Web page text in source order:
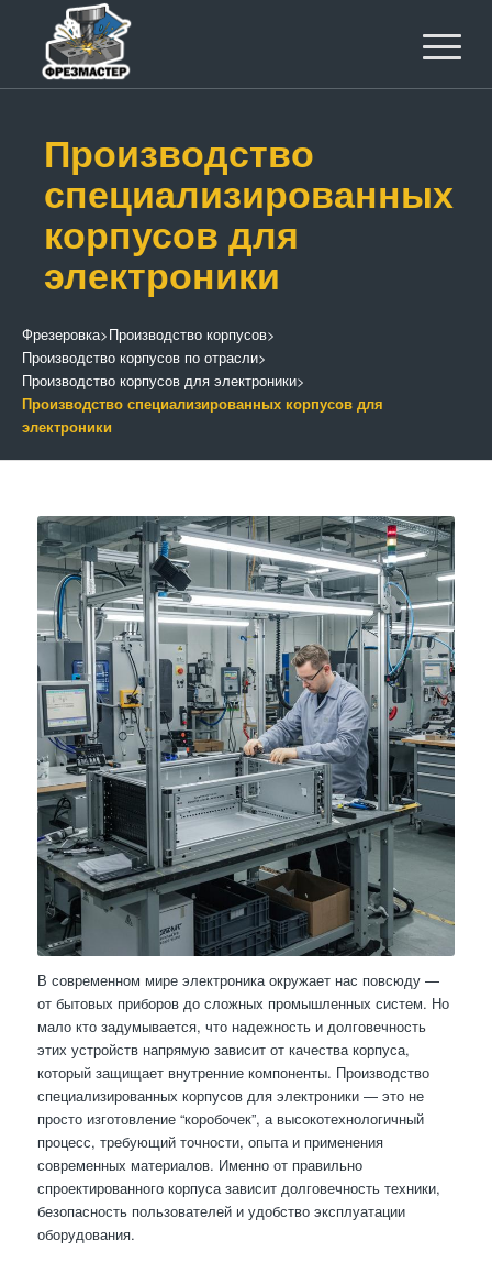
Производство
специализированных
корпусов для
электроники
Фрезеровка>Производство корпусов>
Производство корпусов по отрасли>
Производство корпусов для электроники>
Производство специализированных корпусов для
электроники
В современном мире электроника окружает нас повсюду —
от бытовых приборов до сложных промышленных систем. Но
мало кто задумывается, что надежность и долговечность
этих устройств напрямую зависит от качества корпуса,
который защищает внутренние компоненты. Производство
специализированных корпусов для электроники — это не
просто изготовление “коробочек”, а высокотехнологичный
процесс, требующий точности, опыта и применения
современных материалов. Именно от правильно
спроектированного корпуса зависит долговечность техники,
безопасность пользователей и удобство эксплуатации
оборудования.